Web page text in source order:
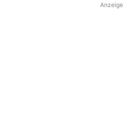
Anzeige